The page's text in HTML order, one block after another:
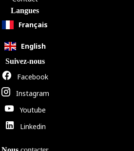
Langues
Français
English
Suivez-nous
Facebook
Instagram
Youtube
Linkedin